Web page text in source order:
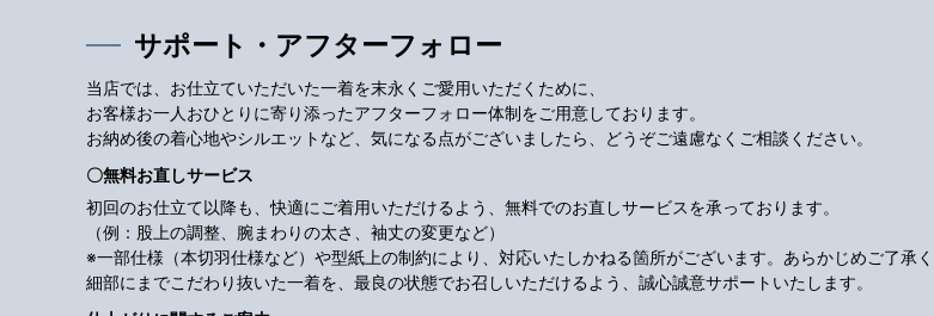
サポート・アフターフォロー
当店では、お仕立ていただいた一着を末永くご愛用いただくために、
お客様お一人おひとりに寄り添ったアフターフォロー体制をご用意しております。
お納め後の着心地やシルエットなど、気になる点がございましたら、どうぞご遠慮なくご相談ください。
〇無料お直しサービス
初回のお仕立て以降も、快適にご着用いただけるよう、無料でのお直しサービスを承っております。
（例：股上の調整、腕まわりの太さ、袖丈の変更など）
※一部仕様（本切羽仕様など）や型紙上の制約により、対応いたしかねる箇所がございます。あらかじめご了承
細部にまでこだわり抜いた一着を、最良の状態でお召しいただけるよう、誠心誠意サポートいたします。